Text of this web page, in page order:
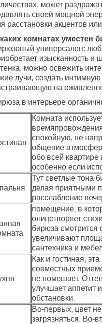
может
своей мощной
расстановки акцентов
комнатах уместен
универсален:
изысканность
можно освежить
лучи, создать
на
в интерьере
Комната
спокойную, не
общение
обо всей квартире
особенно если
Тут светлые тона
делая приятными
расслабление
помещение, в
олицетворяет
бирюза смотрится
увеличивают
сантехника и
Как и гостиная,
совместных
не помешает.
улучшает аппетит
обстановки.
Во-первых, цвет
загрязняться. Во-